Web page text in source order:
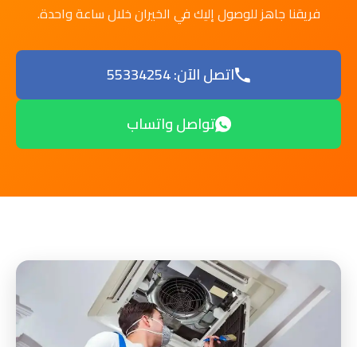
فريقنا جاهز للوصول إليك في الخيران خلال ساعة واحدة.
اتصل الآن: 55334254
تواصل واتساب